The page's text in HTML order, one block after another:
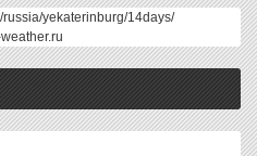
yekaterinburg/14days/